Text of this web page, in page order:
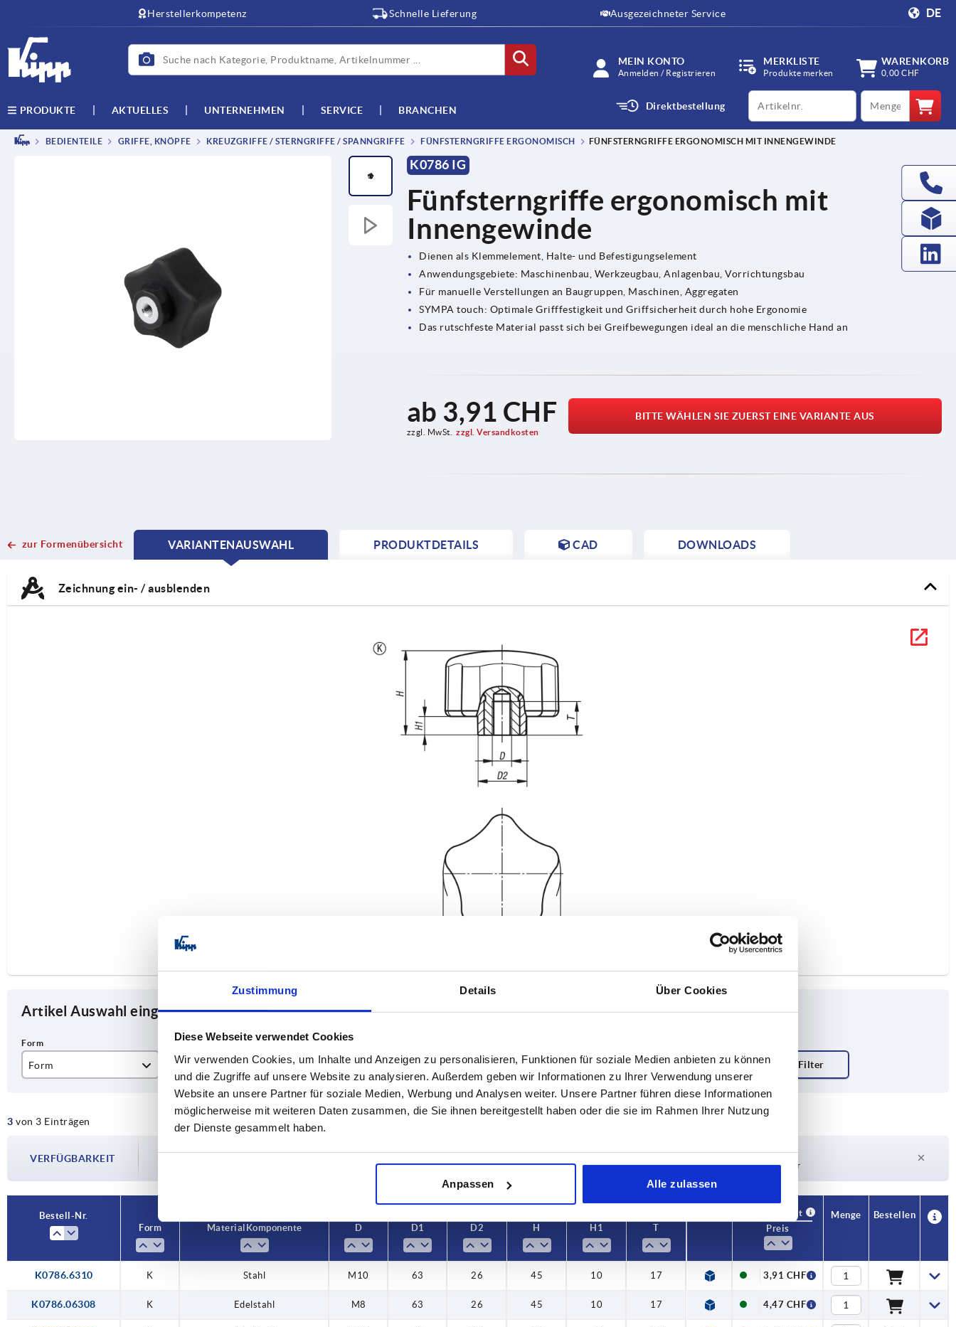
Zustimmung Details Über Cookies
Diese Webseite verwendet Cookies
Wir verwenden Cookies, um Inhalte und Anzeigen zu personalisieren, Funktionen für soziale Medien anbieten zu können
und die Zugriffe auf unsere Website zu analysieren. Außerdem geben wir Informationen zu Ihrer Verwendung unserer
Website an unsere Partner für soziale Medien, Werbung und Analysen weiter. Unsere Partner führen diese Informationen
möglicherweise mit weiteren Daten zusammen, die Sie ihnen bereitgestellt haben oder die sie im Rahmen Ihrer Nutzung
der Dienste gesammelt haben.
Anpassen Alle zulassen
Herstellerkompetenz Schnelle Lieferung Ausgezeichneter Service DE
MEIN KONTO
Anmelden / Registrieren
MERKLISTE
Produkte merken
WARENKORB
0,00 CHF
PRODUKTE AKTUELLES UNTERNEHMEN SERVICE BRANCHEN Direktbestellung
productCode qty
BEDIENTEILE GRIFFE, KNÖPFE KREUZGRIFFE / STERNGRIFFE / SPANNGRIFFE FÜNFSTERNGRIFFE ERGONOMISCH FÜNFSTERNGRIFFE ERGONOMISCH MIT INNENGEWINDE
K0786 IG
Fünfsterngriffe ergonomisch mit
Innengewinde
Dienen als Klemmelement, Halte- und Befestigungselement
Anwendungsgebiete: Maschinenbau, Werkzeugbau, Anlagenbau, Vorrichtungsbau
Für manuelle Verstellungen an Baugruppen, Maschinen, Aggregaten
SYMPA touch: Optimale Grifffestigkeit und Griffsicherheit durch hohe Ergonomie
Das rutschfeste Material passt sich bei Greifbewegungen ideal an die menschliche Hand an
ab 3,91 CHF
zzgl. MwSt. zzgl. Versandkosten
BITTE WÄHLEN SIE ZUERST EINE VARIANTE AUS
zur Formenübersicht
VARIANTENAUSWAHL
CURRENT
CURRENT
PRODUKTDETAILS CAD DOWNLOADS
Zeichnung ein- / ausblenden
Artikel Auswahl eingrenzen
Form Material Komponente
Edelstahl
Stahl
D
M8
M10
D1
63
D2
26
3 von 3 Einträgen
VERFÜGBARKEIT
1-3 Tage
Lieferzeit auf Anfrage
4-20 Tage
Derzeit nicht auf Lager
Bestell-Nr.
Form
Material Komponente D D1 D2 H H1 T
Verfügbarkeit
Preis
Menge Bestellen
K0786.6310 K Stahl M10 63 26 45 10 17 3,91 CHF
K0786.06308 K Edelstahl M8 63 26 45 10 17 4,47 CHF